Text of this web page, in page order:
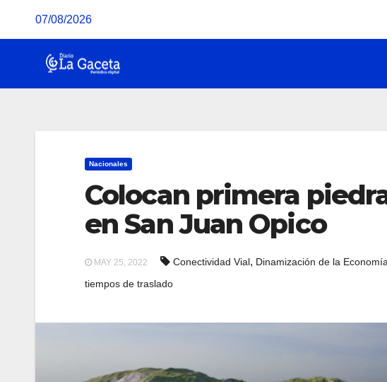
07/08/2026
Nacionales
Colocan primera
en San Juan Opico
MAY 25, 2022 Conectividad Vial, Dinamización de la Economía
tiempos de traslado